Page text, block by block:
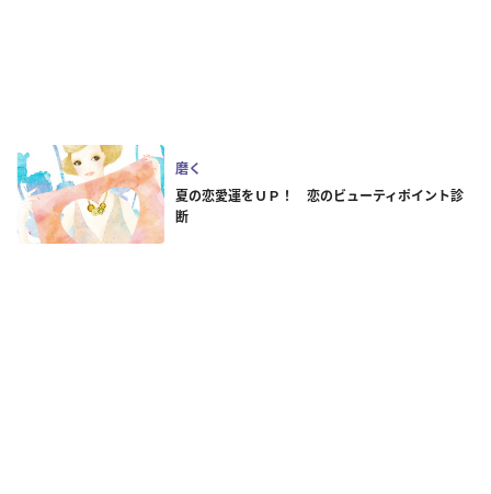
磨く
夏の恋愛運をＵＰ！ 恋のビューティポイント診
断